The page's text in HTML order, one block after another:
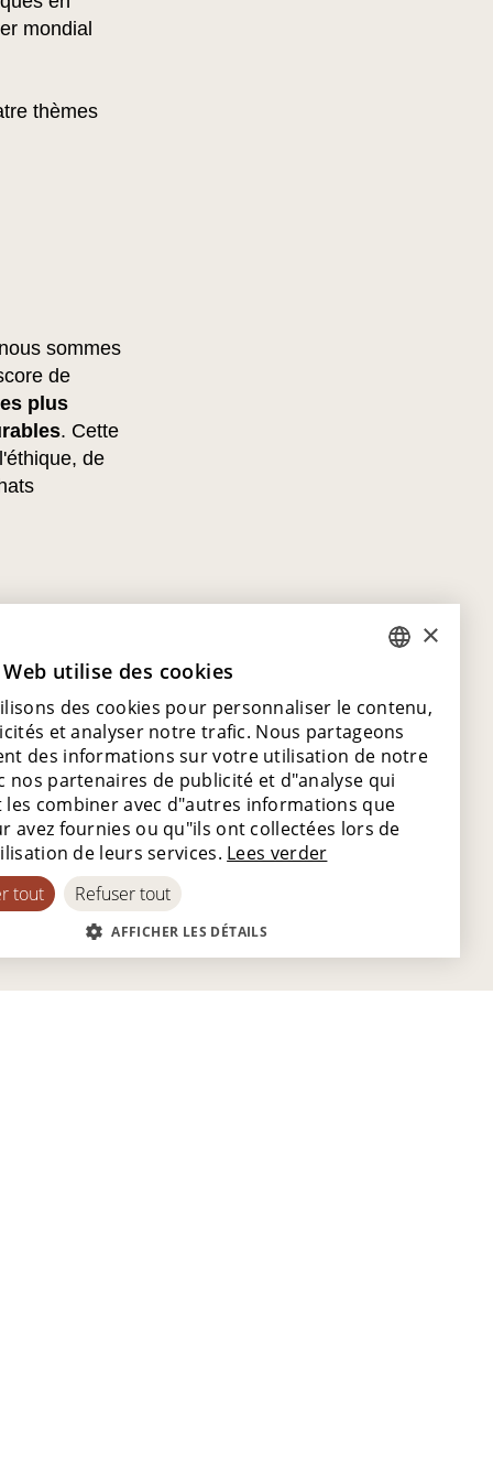
mondial
thèmes
sommes
de
plus
. Cette
de
de
répond
ne se limite
et la
ENGLISH
POLISH
FRENCH
GERMAN
×
Web utilise des cookies
des cookies pour personnaliser le contenu,
et analyser notre trafic. Nous partageons
des informations sur votre utilisation de notre
nos partenaires de publicité et d"analyse qui
les combiner avec d"autres informations que
avez fournies ou qu"ils ont collectées lors de
de leurs services. Lees verder
tout
Refuser tout
AFFICHER LES DÉTAILS